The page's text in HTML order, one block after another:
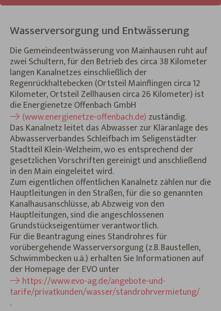
Wasserversorgung und Entwässerung
Die Gemeindeentwässerung von Mainhausen ruht auf
zwei Schultern, für den Betrieb des circa 38 Kilometer
langen Kanalnetzes einschließlich der
Regenrückhaltebecken (Ortsteil Mainflingen circa 12
Kilometer, Ortsteil Zellhausen circa 26 Kilometer) ist
die Energienetze Offenbach GmbH
(www.energienetze-offenbach.de) zuständig.
Das Kanalnetz leitet das Abwasser zur Kläranlage des
Abwasserverbandes Schleifbach im Seligenstädter
Stadtteil Klein-Welzheim, wo es entsprechend der
gesetzlichen Vorschriften gereinigt und anschließend
in den Main eingeleitet wird.
Zum eigentlichen öffentlichen Kanalnetz zählen nur die
Hauptleitungen in den Straßen, für die so genannten
Kanalhausanschlüsse, ab Abzweig von den
Hauptleitungen, sind die angeschlossenen
Grundstückseigentümer verantwortlich.
Für die Beantragung eines Standrohres für
vorübergehende Wasserversorgung (z.B. Baustellen,
Schwimmbecken u.ä.) erhalten Sie Informationen auf
der Homepage der EVO unter
https://www.evo-ag.de/angebote-und-
tarife/privatkunden/wasser/standrohrvermietung/
.